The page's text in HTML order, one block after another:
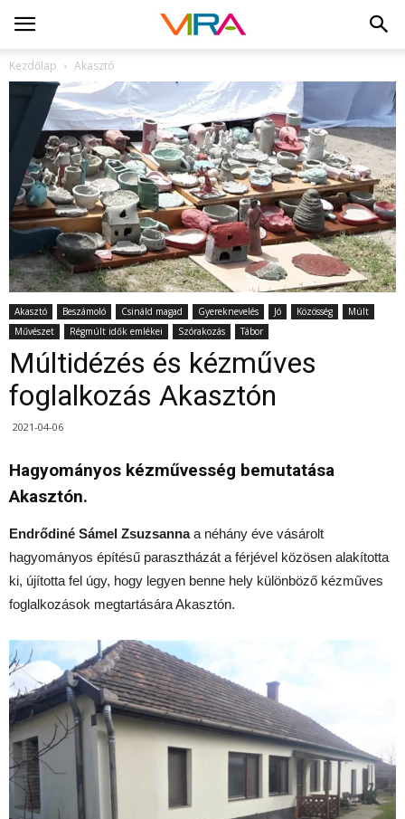
Kezdőlap Akasztó
Akasztó Beszámoló Csináld magad Gyereknevelés Jó Közösség
Múlt
Művészet
Régmúlt idők emlékei Szórakozás Tábor
Múltidézés és kézműves
foglalkozás Akasztón
2021-04-06
Hagyományos kézművesség bemutatása
Akasztón.
Endrődiné Sámel Zsuzsannaa néhány éve vásárolt
hagyományos építésű parasztházát a férjével közösen alakította
ki, újította fel úgy, hogy legyen benne hely különböző kézműves
foglalkozások megtartására Akasztón.